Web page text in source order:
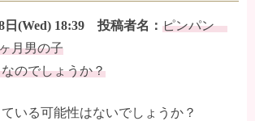
日(Wed) 18:39 投稿者名： ピンパン
月男の子
のでしょうか？
いる可能性はないでしょうか？